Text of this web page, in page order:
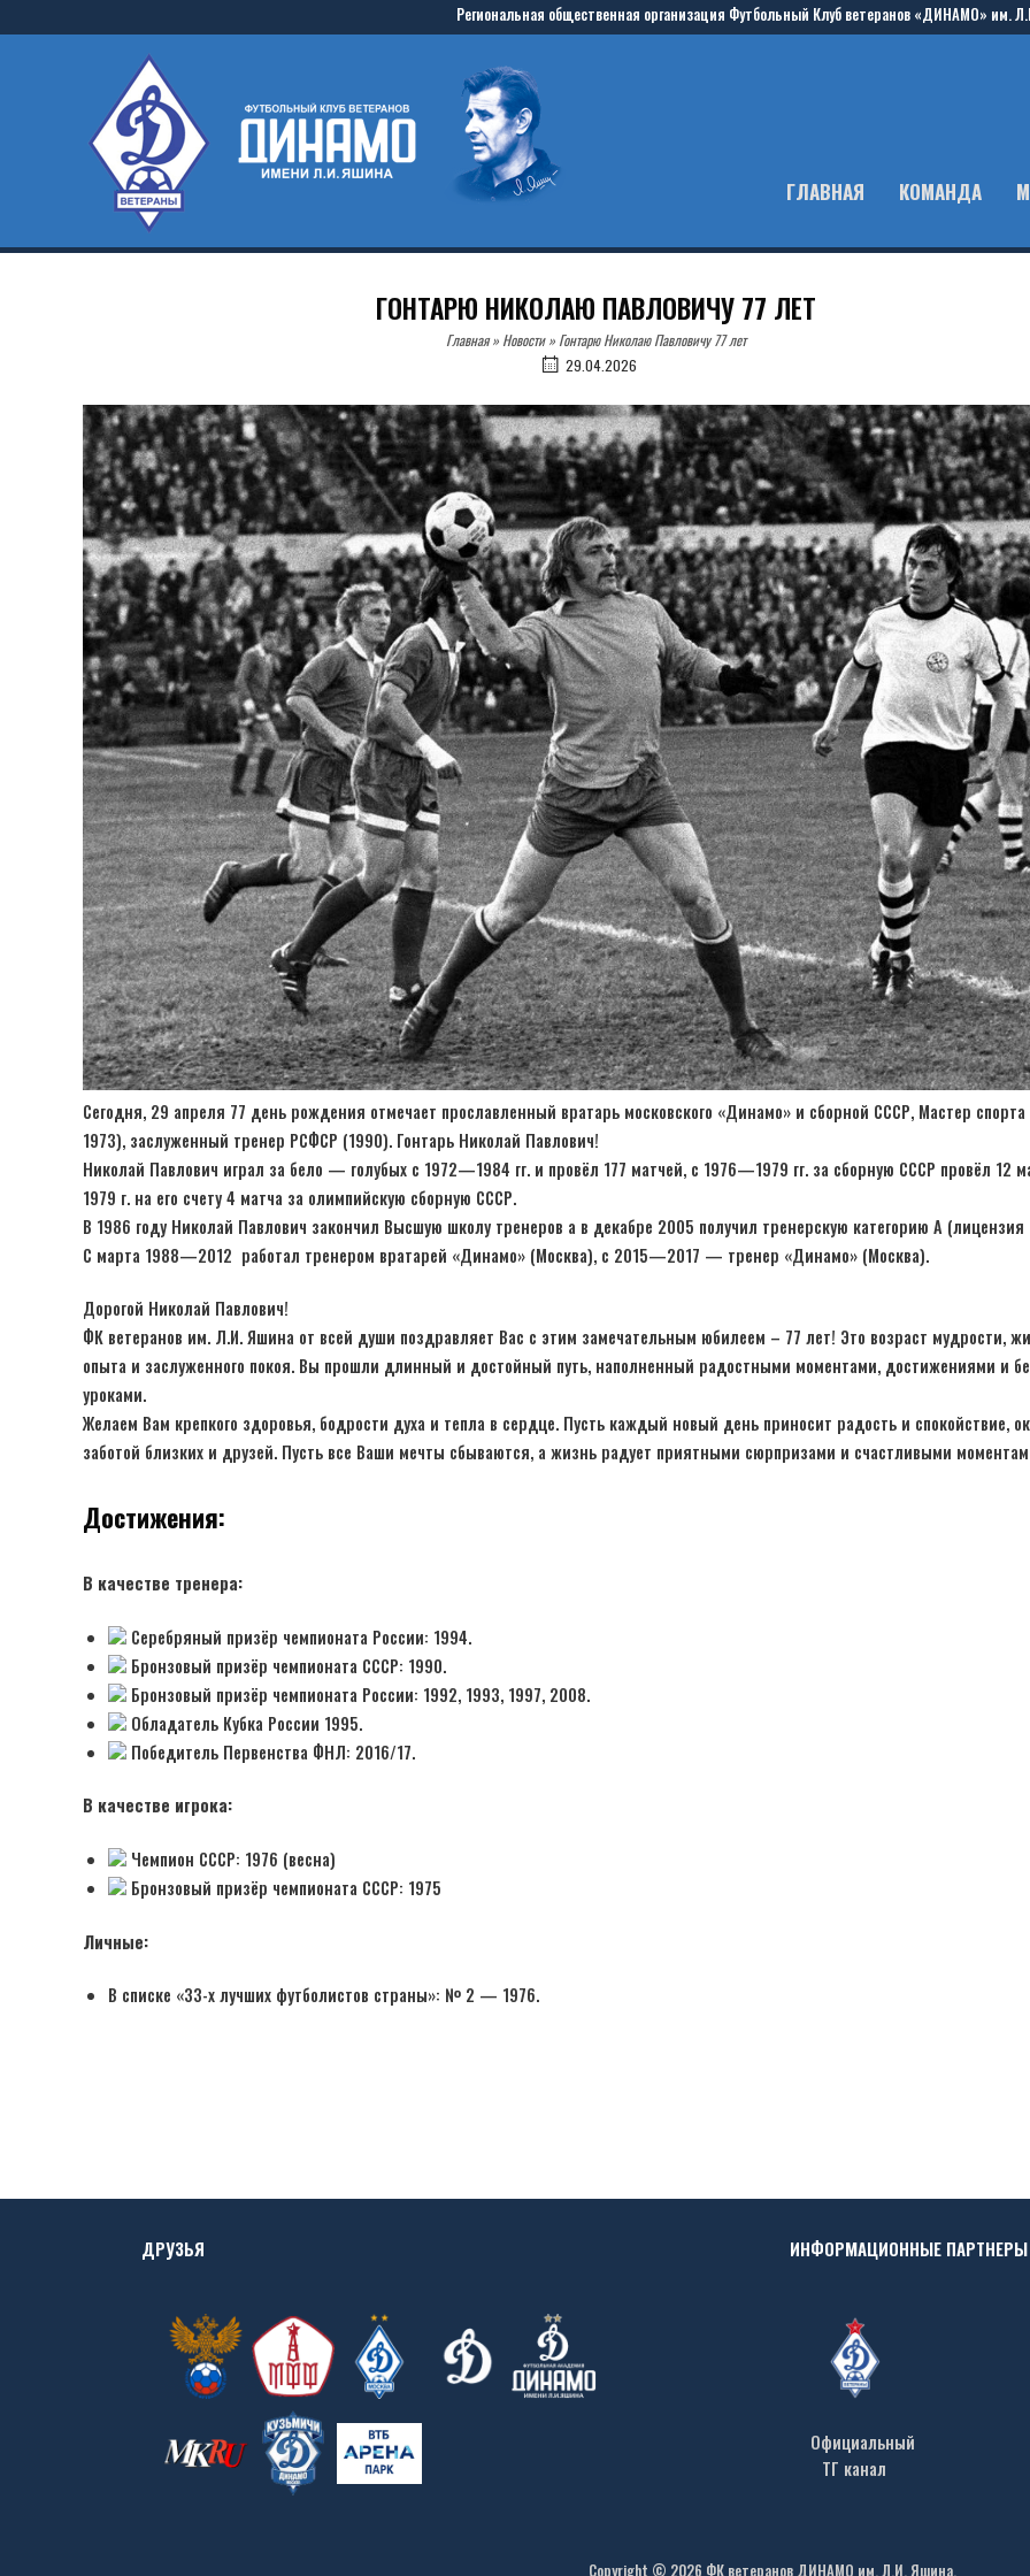
to
Региональная общественная организация Футбольный Клуб ветеранов «ДИНАМО» им.
ГЛАВНАЯ КОМАНДА
ГОНТАРЮ НИКОЛАЮ ПАВЛОВИЧУ 77 ЛЕТ
Главная» Новости» Гонтарю Николаю Павловичу 77 лет
29.04.2026
Сегодня, 29 апреля 77 день рождения отмечает прославленный вратарь московского «Динамо» и сборной СССР, Мастер спорта
1973), заслуженный тренер РСФСР (1990). Гонтарь Николай Павлович!
Николай Павлович играл за бело — голубых с 1972—1984 гг. и провёл 177 матчей, с 1976—1979 гг. за сборную СССР провёл 12
1979 г. на его счету 4 матча за олимпийскую сборную СССР.
В 1986 году Николай Павлович закончил Высшую школу тренеров а в декабре 2005 получил тренерскую категорию А
С марта 1988—2012 работал тренером вратарей «Динамо» (Москва), с 2015—2017 — тренер «Динамо» (Москва).
Дорогой Николай Павлович!
ФК ветеранов им. Л.И. Яшина от всей души поздравляет Вас с этим замечательным юбилеем – 77 лет! Это возраст мудрости,
опыта и заслуженного покоя. Вы прошли длинный и достойный путь, наполненный радостными моментами, достижениями и
уроками.
Желаем Вам крепкого здоровья, бодрости духа и тепла в сердце. Пусть каждый новый день приносит радость и спокойствие,
заботой близких и друзей. Пусть все Ваши мечты сбываются, а жизнь радует приятными сюрпризами и счастливыми
Достижения:
В качестве тренера:
Серебряный призёр чемпионата России: 1994.
Бронзовый призёр чемпионата СССР: 1990.
Бронзовый призёр чемпионата России: 1992, 1993, 1997, 2008.
Обладатель Кубка России 1995.
Победитель Первенства ФНЛ: 2016/17.
В качестве игрока:
Чемпион СССР: 1976 (весна)
Бронзовый призёр чемпионата СССР: 1975
Личные:
В списке «33-х лучших футболистов страны»: № 2 — 1976.
ДРУЗЬЯ ИНФОРМАЦИОННЫЕ ПАРТНЕРЫ
Официальный
ТГ канал
Copyright © 2026 ФК ветеранов ДИНАМО им. Л.И. Яшина.